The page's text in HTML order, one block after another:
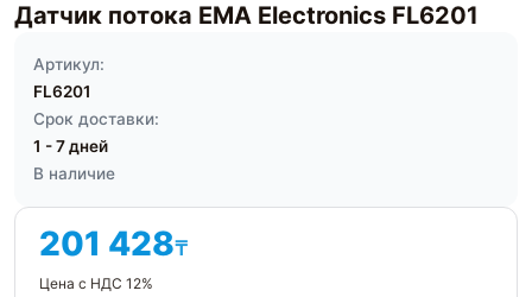
Датчик потока EMA Electronics FL6201
Артикул:
FL6201
Срок доставки:
1 - 7 дней
В наличие
201 428₸
Цена с НДС 12%